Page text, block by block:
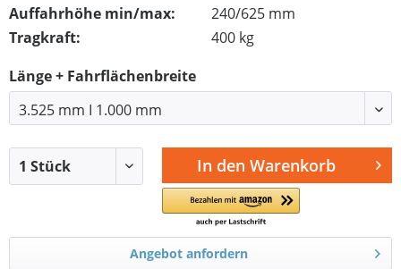
Auffahrhöhe min/max:
240/625 mm
Tragkraft:
400 kg
Länge + Fahrflächenbreite
In den Warenkorb
Angebot anfordern